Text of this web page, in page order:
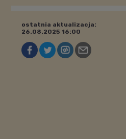
ostatnia aktualizacja:
26.08.2025 16:00